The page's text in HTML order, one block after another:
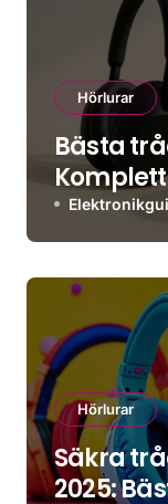
Hörlurar
Bästa
Hörlurar
Säkra
2025: